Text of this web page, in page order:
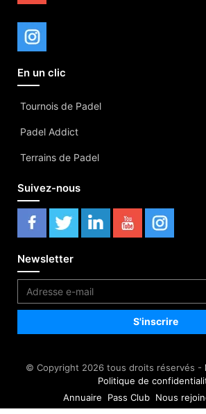
En un clic
Tournois de Padel
Padel Addict
Terrains de Padel
Suivez-nous
Newsletter
© Copyright 2026 tous droits réservés -
Politique de
Annuaire
Pass Club Nous